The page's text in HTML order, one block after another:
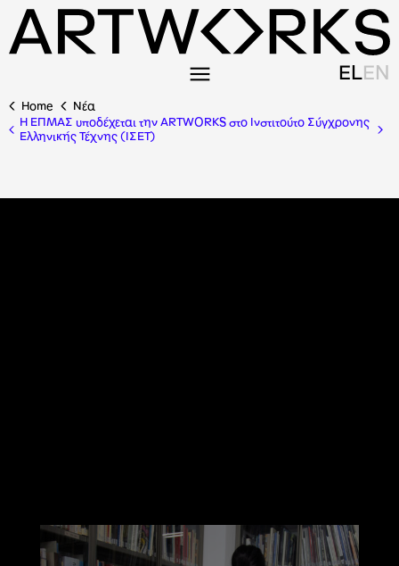
ELEN
Home
Nέα
Η ΕΠΜΑΣ υποδέχεται την ARTWORKS στο Ινστιτούτο Σύγχρονης
Ελληνικής Τέχνης (ΙΣΕΤ)